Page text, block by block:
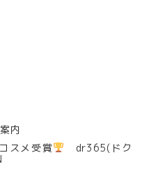
内
スメ受賞
dr365(ドク